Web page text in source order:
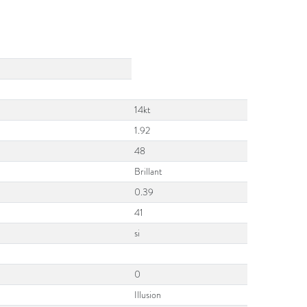
14kt
1.92
48
Brillant
0.39
41
si
0
Illusion